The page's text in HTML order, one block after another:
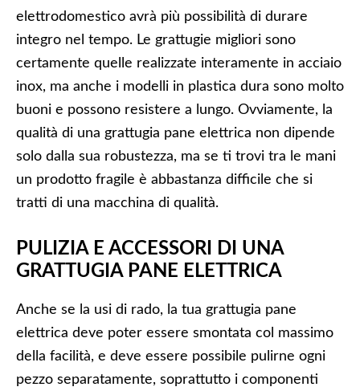
elettrodomestico avrà più possibilità di durare
integro nel tempo. Le grattugie migliori sono
certamente quelle realizzate interamente in acciaio
inox, ma anche i modelli in plastica dura sono molto
buoni e possono resistere a lungo. Ovviamente, la
qualità di una grattugia pane elettrica non dipende
solo dalla sua robustezza, ma se ti trovi tra le mani
un prodotto fragile è abbastanza difficile che si
tratti di una macchina di qualità.
PULIZIA E ACCESSORI DI UNA
GRATTUGIA PANE ELETTRICA
Anche se la usi di rado, la tua grattugia pane
elettrica deve poter essere smontata col massimo
della facilità, e deve essere possibile pulirne ogni
pezzo separatamente, soprattutto i componenti